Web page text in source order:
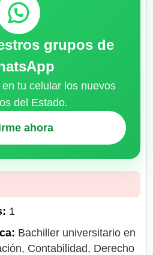
grupos de
tu celular los nuevos
del Estado.
ahora
1
Bachiller universitario en
Contabilidad, Derecho